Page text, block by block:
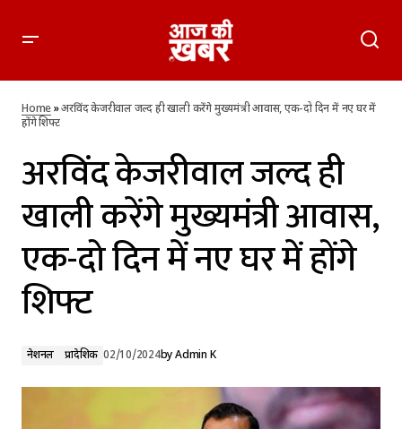
नए घर में होंगे शिफ्ट
Home»अरविंद केजरीवाल जल्द ही खाली करेंगे मुख्यमंत्री आवास, एक-दो दिन में नए घर में
होंगे शिफ्ट
अरविंद केजरीवाल जल्द ही
खाली करेंगे मुख्यमंत्री आवास,
एक-दो दिन में नए घर में होंगे
शिफ्ट
नेशनल प्रादेशिक 02/10/2024byAdmin K